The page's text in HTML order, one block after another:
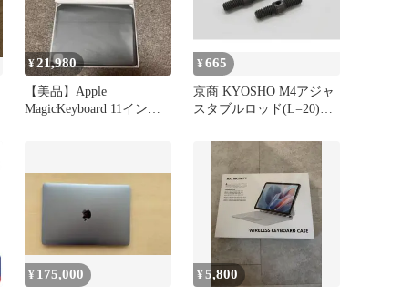
¥21,980
【美品】Apple
MagicKeyboard 11インチ
¥665
京商 KYOSHO M4アジャ
スタブルロッド(L=20)
¥ 175,000 ¥5,800